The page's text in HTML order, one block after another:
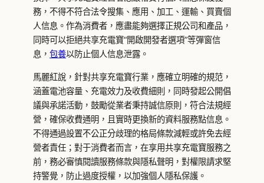
務，不得不符合法令搜集、應用、加工、運輸、買賣個
人信息。作為消費者，應盡能夠選擇正規公司和產品，
同時可以拒絕共享充電寶“開啟開發者選項”等彈窗信
息， 包養以防止個人信息泄露。
馬麗紅說，針對共享充電寶行業，應確立明確的規范，
涵蓋電池容量、充電效力及收費細則，同時發起公開倡
議與承諾活動，鼓勵從業者秉持誠信原則，符合法規經
營，確保收費通明，且實時更換新的資料服務點信息。
不得通過設置不公正分歧理的格局條款減輕或許免去經
營者責任；對于消費者而言，在享用共享充電寶服務之
前，務必審慎閱讀服務條款與隱私聲明，對權限請求堅
持警覺，防止過度授權，以加強個人隱私保護。